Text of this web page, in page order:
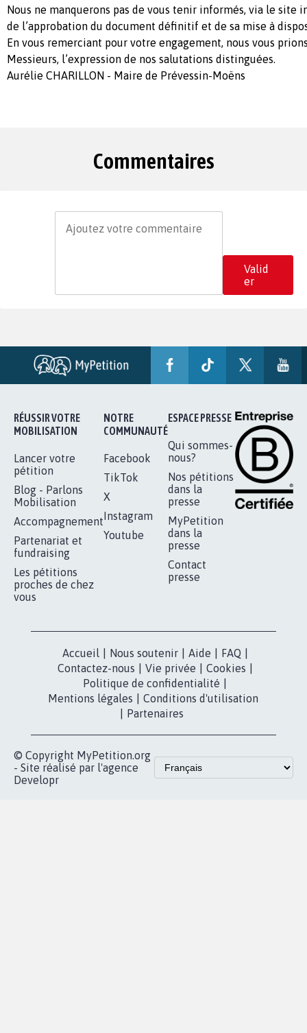
Nous ne manquerons pas de vous tenir informés, via le site
de l’approbation du document définitif et de sa mise à
En vous remerciant pour votre engagement, nous vous
Messieurs, l’expression de nos salutations distinguées.
Aurélie CHARILLON - Maire de Prévessin-Moëns
Commentaires
Valid
er
RÉUSSIR VOTRE
MOBILISATION
Lancer votre
pétition
Blog - Parlons
Mobilisation
Accompagnement
Partenariat et
fundraising
Les pétitions
proches de chez
vous
NOTRE
COMMUNAUTÉ
Facebook
TikTok
X
Instagram
Youtube
ESPACE PRESSE
Qui sommes-
nous?
Nos pétitions
dans la
presse
MyPetition
dans la
presse
Contact
presse
Accueil Nous soutenir Aide FAQ
Contactez-nous
Vie privée Cookies
Politique de confidentialité
Mentions légales
Conditions d'utilisation
Partenaires
© Copyright MyPetition.org
- Site réalisé par l'agence
Developr